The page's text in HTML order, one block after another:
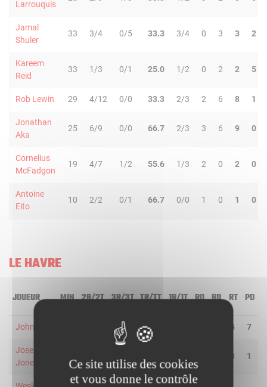
Larrouquis
Jamal
Shuler
33 3/4 0/5 33.3 3/4 0 3 3 2
Kareem
Reid
33 1/3 0/1 25.0 1/2 0 2 2 5
Rob Lewin 29 4/12 0/0 33.3 2/3 2 6 8 1
Jonathan
Aka
25 6/9 0/0 66.7 2/3 3 6 9 0
Cornelius
McFadgon
19 4/7 1/2 55.6 1/3 2 0 2 0
Antoine
Eito
10 2/2 0/1 66.7 0/0 1 0 1 0
LE HAVRE
JOUEUR MIN 2R/2T 3R/3T TR/TT 1R/1T RO RD RT PD
John Cox 1/3 50.0 4 7
Joseph
Jones
8 1
Ce site utilise des cookies
et vous donne le contrôle